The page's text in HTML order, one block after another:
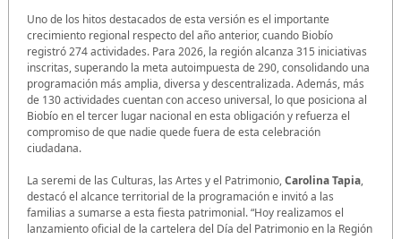
Uno de los hitos destacados de esta versión es el importante
crecimiento regional respecto del año anterior, cuando Biobío
registró 274 actividades. Para 2026, la región alcanza 315 iniciativas
inscritas, superando la meta autoimpuesta de 290, consolidando una
programación más amplia, diversa y descentralizada. Además, más
de 130 actividades cuentan con acceso universal, lo que posiciona al
Biobío en el tercer lugar nacional en esta obligación y refuerza el
compromiso de que nadie quede fuera de esta celebración
ciudadana.
La seremi de las Culturas, las Artes y el Patrimonio,Carolina Tapia,
destacó el alcance territorial de la programación e invitó a las
familias a sumarse a esta fiesta patrimonial. “Hoy realizamos el
lanzamiento oficial de la cartelera del Día del Patrimonio en la Región